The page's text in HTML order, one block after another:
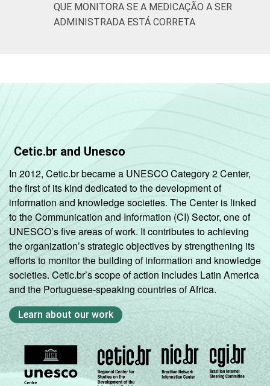
QUE MONITORA SE A MEDICAÇÃO A SER
ADMINISTRADA ESTÁ CORRETA
Cetic.br and Unesco
In 2012, Cetic.br became a UNESCO Category 2 Center,
the first of its kind dedicated to the development of
information and knowledge societies. The Center is linked
to the Communication and Information (CI) Sector, one of
UNESCO’s five areas of work. It contributes to achieving
the organization’s strategic objectives by strengthening its
efforts to monitor the building of information and knowledge
societies. Cetic.br’s scope of action includes Latin America
and the Portuguese-speaking countries of Africa.
Learn about our work